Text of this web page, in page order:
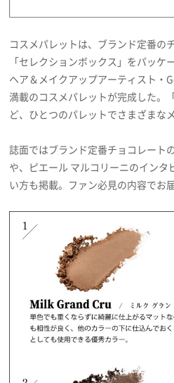
コスメパレットは、ブランド定番の
「セレクションボックス」をパッ
ヘア＆メイクアップアーティスト・
満載のコスメパレットが完成した
ど、ひとつのパレットでさまざまな
誌面ではブランド定番チョコレート
や、ピエール マルコリーニのイン
い方も掲載。ファン必見の内容でお